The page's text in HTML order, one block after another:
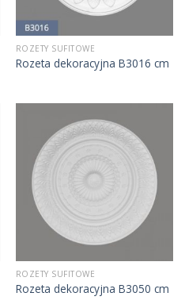
ROZETY SUFITOWE
Rozeta dekoracyjna B3016 cm
ROZETY SUFITOWE
Rozeta dekoracyjna B3050 cm